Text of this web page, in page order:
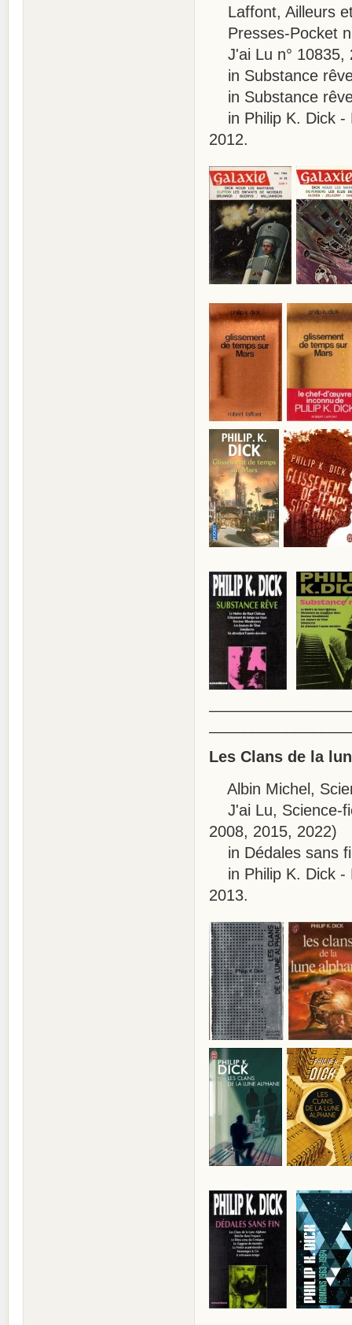
Laffont, Ailleurs
Presses-Pocket
J'ai Lu n° 10835,
in Substance
in Substance
in Philip K. Dick -
2012.
Les Clans de la
Albin Michel,
J'ai Lu, Science-
2008, 2015, 2022)
in Dédales sans
in Philip K. Dick -
2013.